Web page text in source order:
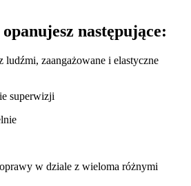
następujące:
ludźmi, zaangażowane i elastyczne
superwizji
w dziale z wieloma różnymi